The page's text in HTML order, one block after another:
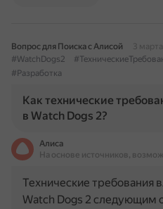
Вопрос для Поиска с Алисой
3 марта
#WatchDogs2
#Разработка
Как технические
в Watch Dogs 2?
Алиса
На основе источников,
Технические требования
Watch Dogs 2 следующим